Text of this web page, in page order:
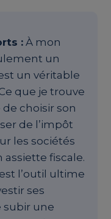
: À mon
un
un véritable
que je trouve
de choisir son
de l’impôt
les sociétés
fiscale.
l’outil ultime
ses
subir une